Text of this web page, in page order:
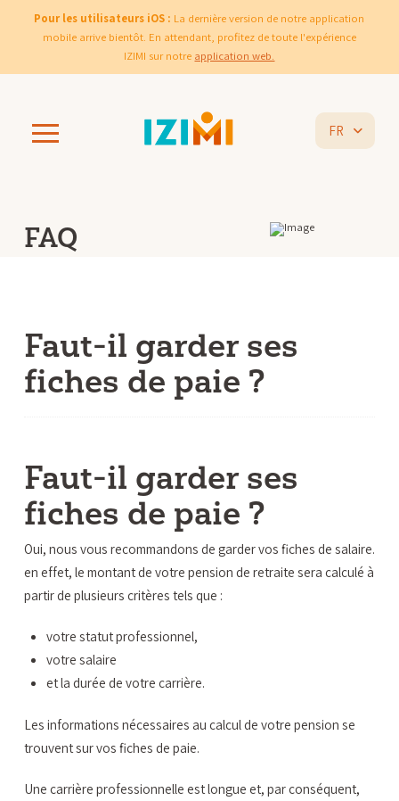
Pour les utilisateurs iOS : La dernière version de notre application
mobile arrive bientôt. En attendant, profitez de toute l'expérience
IZIMI sur notre application web.
FR
FAQ
Faut-il garder ses
fiches de paie ?
Faut-il garder ses
fiches de paie ?
Oui, nous vous recommandons de garder vos fiches de salaire.
en effet, le montant de votre pension de retraite sera calculé à
partir de plusieurs critères tels que :
votre statut professionnel,
votre salaire
et la durée de votre carrière.
Les informations nécessaires au calcul de votre pension se
trouvent sur vos fiches de paie.
Une carrière professionnelle est longue et, par conséquent,